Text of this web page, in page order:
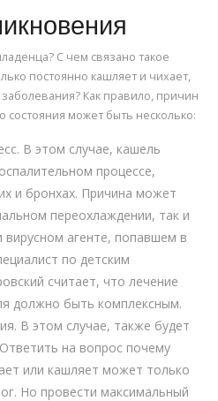
С чем связано такое
постоянно кашляет и чихает,
Как правило, причин
состояния может быть несколько:
В этом случае, кашель
процессе,
и бронхах. Причина может
переохлаждении, так и
вирусном агенте, попавшем в
по детским
считает, что лечение
должно быть комплексным.
В этом случае, также будет
на вопрос почему
или кашляет может только
Но провести максимальный